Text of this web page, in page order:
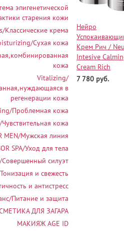
эпигенетической
старения кожи
Классические крема
Сухая кожа
кожа
Vitalizing/
в
регенерации кожа
Проблемная кожа
кожа
MEN/Мужская линия
SPA/Уход для тела
силуэт
и свежесть
и антистресс
Питание и защита
ДЛЯ ЗАГАРА
МАКИЯЖ AGE ID
Нейро
Крем Рич /
Intesive
Cream Rich
7 780 руб.